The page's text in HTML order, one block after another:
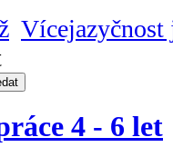
Vícejazyčnost
4 - 6 let